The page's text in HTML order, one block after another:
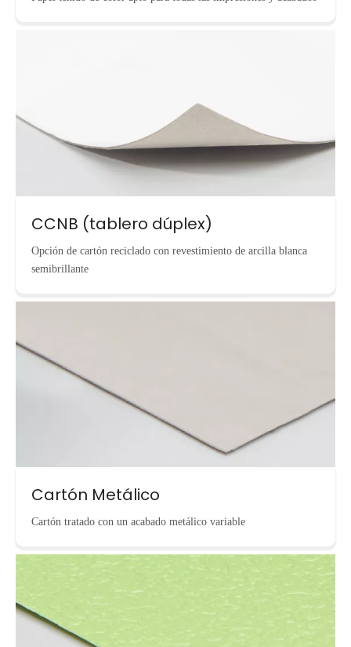
CCNB (tablero dúplex)
Opción de cartón reciclado con revestimiento de arcilla blanca
semibrillante
Cartón Metálico
Cartón tratado con un acabado metálico variable